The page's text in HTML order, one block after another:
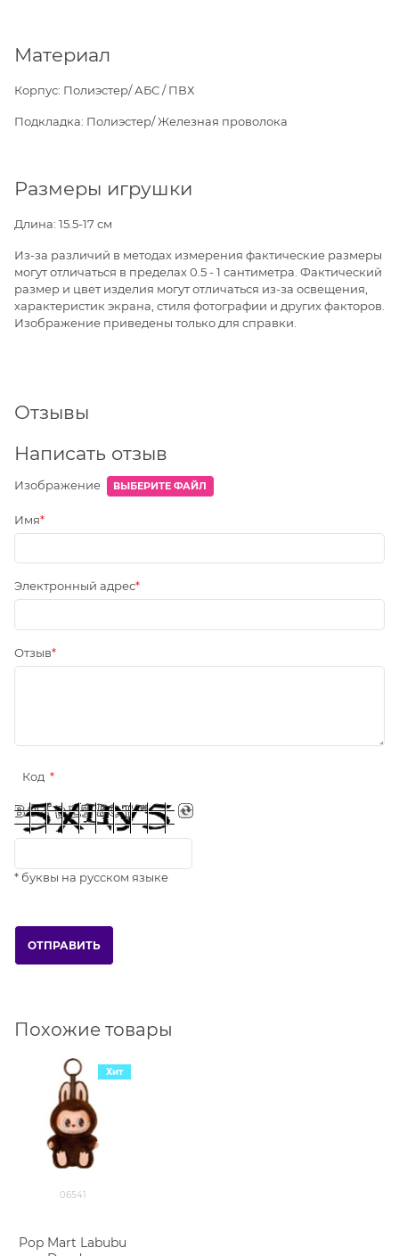
Материал
Корпус: Полиэстер/ АБС / ПВХ
Подкладка: Полиэстер/ Железная проволока
Размеры игрушки
Длина: 15.5-17 см
Из-за различий в методах измерения фактические размеры
могут отличаться в пределах 0.5 - 1 сантиметра. Фактический
размер и цвет изделия могут отличаться из-за освещения,
характеристик экрана, стиля фотографии и других факторов.
Изображение приведены только для справки.
Отзывы
Написать отзыв
Изображение ВЫБЕРИТЕ ФАЙЛ
Имя
Электронный адрес
Отзыв
Код
* буквы на русском языке
Похожие товары
06541
Хит
Pop Mart Labubu